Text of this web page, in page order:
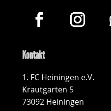
Kontakt
1. FC Heiningen e.V.
Krautgarten 5
73092 Heiningen